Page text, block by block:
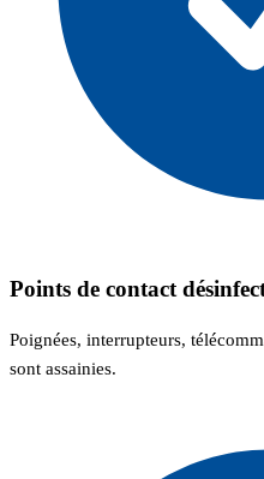
Points de contact
Poignées, interrupteurs,
sont assainies.